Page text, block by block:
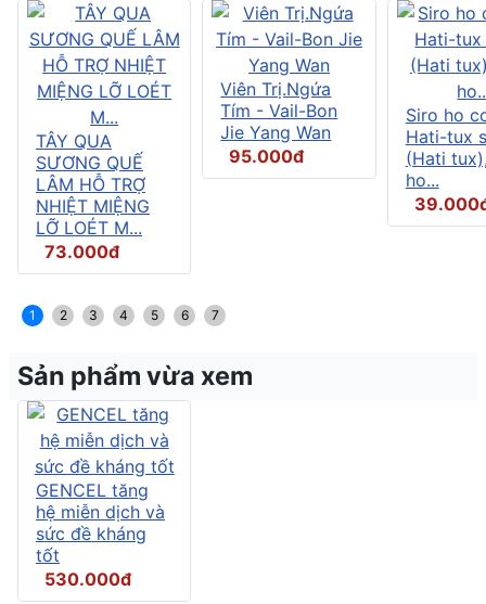
TÂY QUA
SƯƠNG QUẾ
LÂM HỖ TRỢ
NHIỆT MIỆNG
LỠ LOÉT M...
73.000đ
Viên Trị.Ngứa
Tím - Vail-Bon
Jie Yang Wan
95.000đ
Siro ho
Hati-tux
(Hati
ho...
1 2 3 4 5 6 7
Sản phẩm vừa xem
GENCEL tăng
hệ miễn dịch và
sức đề kháng
tốt
530.000đ